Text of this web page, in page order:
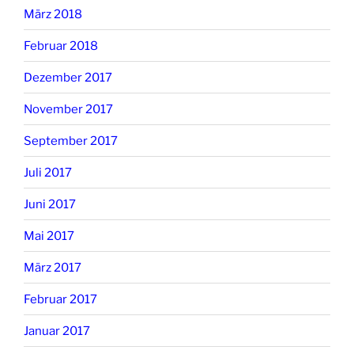
März 2018
Februar 2018
Dezember 2017
November 2017
September 2017
Juli 2017
Juni 2017
Mai 2017
März 2017
Februar 2017
Januar 2017